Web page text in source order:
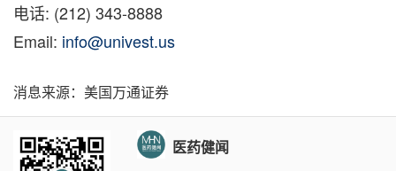
电话: (212) 343-8888
Email: info@univest.us
消息来源：美国万通证券
医药健闻